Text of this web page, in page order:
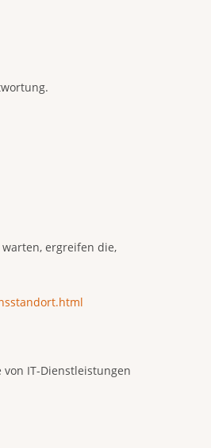
ergreifen die,
IT-Dienstleistungen